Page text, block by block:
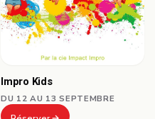
Impro Kids
DU 12 AU 13 SEPTEMBRE